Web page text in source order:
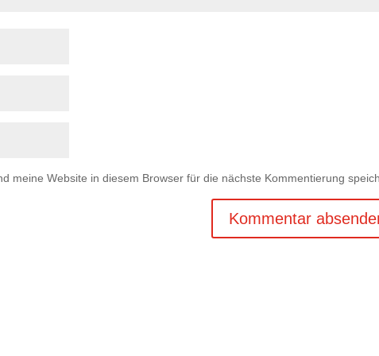
meine Website in diesem Browser für die nächste Kommentierung